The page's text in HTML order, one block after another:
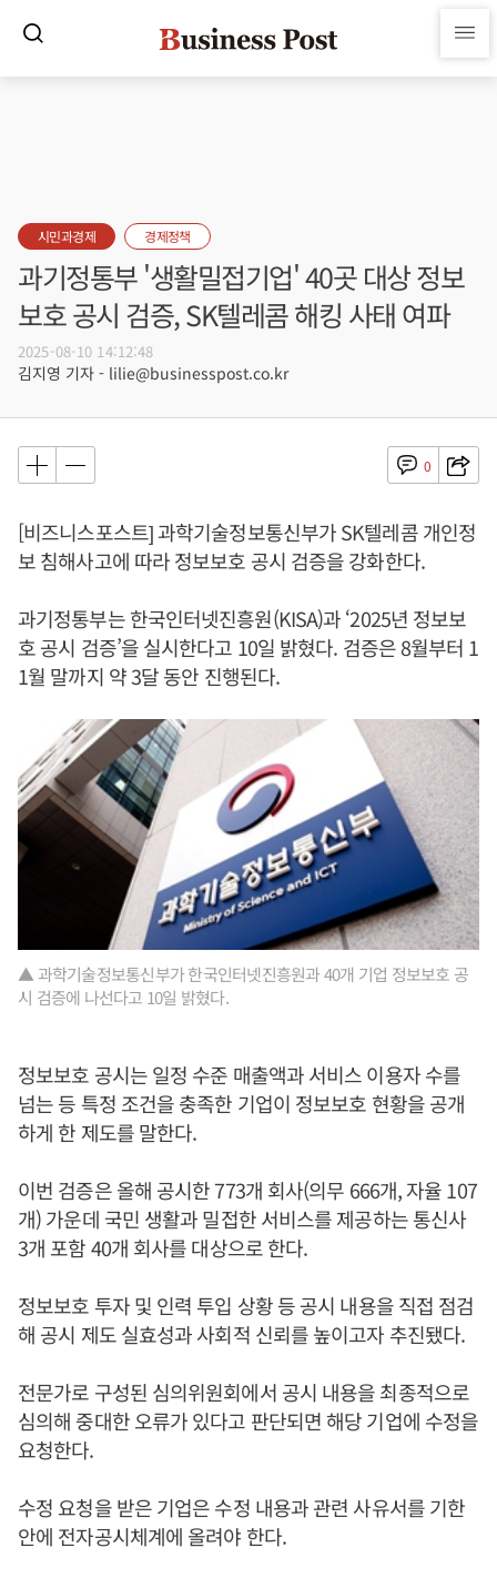
시민과경제 경제정책
과기정통부 '생활밀접기업' 40곳 대상 정보
보호 공시 검증, SK텔레콤 해킹 사태 여파
2025-08-10 14:12:48
김지영 기자 - lilie@businesspost.co.kr
0
[비즈니스포스트] 과학기술정보통신부가 SK텔레콤 개인정
보 침해사고에 따라 정보보호 공시 검증을 강화한다.
과기정통부는 한국인터넷진흥원(KISA)과 ‘2025년 정보보
호 공시 검증’을 실시한다고 10일 밝혔다. 검증은 8월부터 1
1월 말까지 약 3달 동안 진행된다.
▲ 과학기술정보통신부가 한국인터넷진흥원과 40개 기업 정보보호 공
시 검증에 나선다고 10일 밝혔다.
정보보호 공시는 일정 수준 매출액과 서비스 이용자 수를
넘는 등 특정 조건을 충족한 기업이 정보보호 현황을 공개
하게 한 제도를 말한다.
이번 검증은 올해 공시한 773개 회사(의무 666개, 자율 107
개) 가운데 국민 생활과 밀접한 서비스를 제공하는 통신사
3개 포함 40개 회사를 대상으로 한다.
정보보호 투자 및 인력 투입 상황 등 공시 내용을 직접 점검
해 공시 제도 실효성과 사회적 신뢰를 높이고자 추진됐다.
전문가로 구성된 심의위원회에서 공시 내용을 최종적으로
심의해 중대한 오류가 있다고 판단되면 해당 기업에 수정을
요청한다.
수정 요청을 받은 기업은 수정 내용과 관련 사유서를 기한
안에 전자공시체계에 올려야 한다.